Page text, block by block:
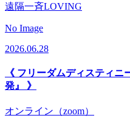
遠隔一斉LOVING
No Image
2026.06.28
《 フリーダムディスティ
発』 》
オンライン（zoom）